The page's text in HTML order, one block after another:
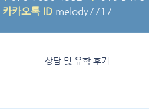
카카오톡 IDmelody7717
상담 및 유학 후기